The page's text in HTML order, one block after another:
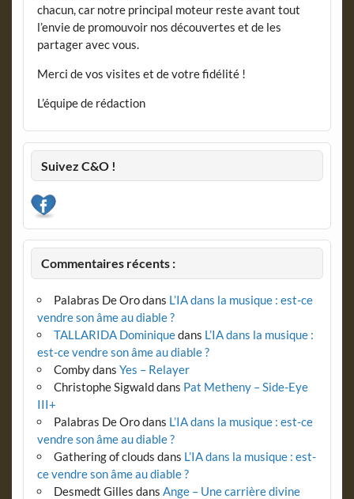
chacun, car notre principal moteur reste avant tout
l’envie de promouvoir nos découvertes et de les
partager avec vous.
Merci de vos visites et de votre fidélité !
L’équipe de rédaction
Suivez C&O !
Commentaires récents :
Palabras De Orodans L’IA dans la musique : est-ce
vendre son âme au diable ?
TALLARIDA Dominiquedans L’IA dans la musique :
est-ce vendre son âme au diable ?
Combydans Yes – Relayer
Christophe Sigwalddans Pat Metheny – Side-Eye
III+
Palabras De Orodans L’IA dans la musique : est-ce
vendre son âme au diable ?
Gathering of clouds dans L’IA dans la musique : est-
ce vendre son âme au diable ?
Desmedt Gilles dans Ange – Une carrière divine